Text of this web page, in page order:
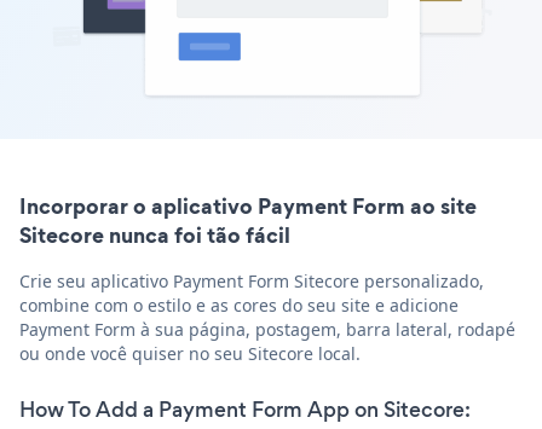
Incorporar o aplicativo Payment Form ao site
Sitecore nunca foi tão fácil
Crie seu aplicativo Payment Form Sitecore personalizado,
combine com o estilo e as cores do seu site e adicione
Payment Form à sua página, postagem, barra lateral, rodapé
ou onde você quiser no seu Sitecore local.
How To Add a Payment Form App on Sitecore: